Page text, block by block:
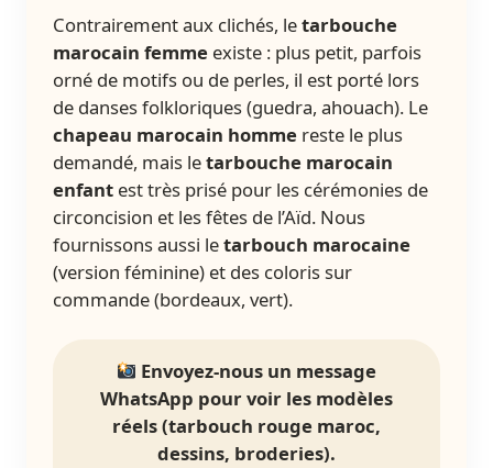
Contrairement aux clichés, letarbouche
marocain femme existe : plus petit, parfois
orné de motifs ou de perles, il est porté lors
de danses folkloriques (guedra, ahouach). Le
chapeau marocain homme reste le plus
demandé, mais letarbouche marocain
enfant est très prisé pour les cérémonies de
circoncision et les fêtes de l’Aïd. Nous
fournissons aussi letarbouch marocaine
(version féminine) et des coloris sur
commande (bordeaux, vert).
Envoyez-nous un message
WhatsApp pour voir les modèles
réels (tarbouch rouge maroc,
dessins, broderies).